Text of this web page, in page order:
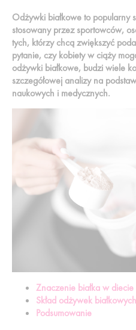
Odżywki białkowe to popularny
stosowany przez sportowców,
tych, którzy chcą zwiększyć
pytanie, czy kobiety w ciąży
odżywki białkowe, budzi wiele
szczegółowej analizy na
naukowych i medycznych.
Znaczenie białka w
Skład odżywek białkowych
Podsumowanie